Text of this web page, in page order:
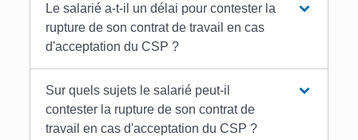
Le salarié a-t-il un délai pour contester la
rupture de son contrat de travail en cas
d'acceptation du CSP ?
Sur quels sujets le salarié peut-il
contester la rupture de son contrat de
travail en cas d'acceptation du CSP ?